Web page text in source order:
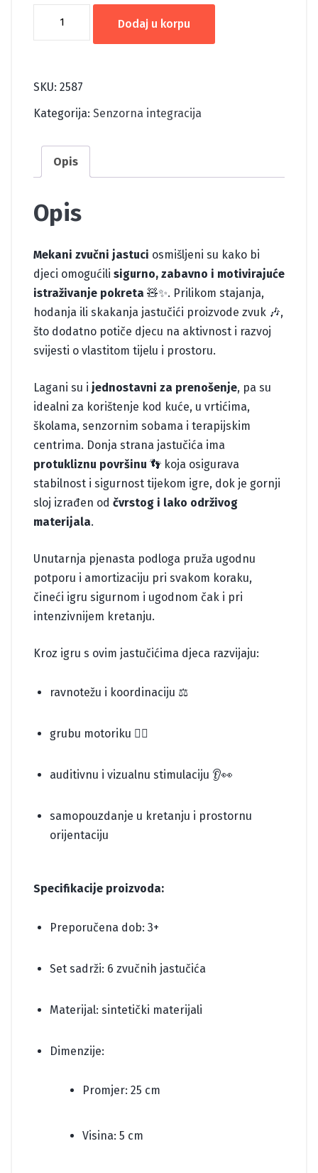
Dodaj u korpu
SKU: 2587
Kategorija: Senzorna integracija
Opis
Opis
Mekani zvučni jastuci osmišljeni su kako bi
djeci omogućili sigurno, zabavno i motivirajuće
istraživanje pokreta 🧸✨. Prilikom stajanja,
hodanja ili skakanja jastučići proizvode zvuk 🎶,
što dodatno potiče djecu na aktivnost i razvoj
svijesti o vlastitom tijelu i prostoru.
Lagani su i jednostavni za prenošenje, pa su
idealni za korištenje kod kuće, u vrtićima,
školama, senzornim sobama i terapijskim
centrima. Donja strana jastučića ima
protukliznu površinu 👣 koja osigurava
stabilnost i sigurnost tijekom igre, dok je gornji
sloj izrađen od čvrstog i lako održivog
materijala.
Unutarnja pjenasta podloga pruža ugodnu
potporu i amortizaciju pri svakom koraku,
čineći igru sigurnom i ugodnom čak i pri
intenzivnijem kretanju.
Kroz igru s ovim jastučićima djeca razvijaju:
ravnotežu i koordinaciju ⚖️
grubu motoriku 🏃‍♂️
auditivnu i vizualnu stimulaciju 👂👀
samopouzdanje u kretanju i prostornu
orijentaciju
Specifikacije proizvoda:
Preporučena dob: 3+
Set sadrži: 6 zvučnih jastučića
Materijal: sintetički materijali
Dimenzije:
Promjer: 25 cm
Visina: 5 cm